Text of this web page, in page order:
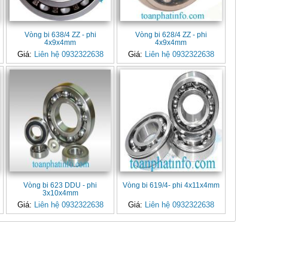
Vòng bi 638/4 ZZ - phi
4x9x4mm
Giá: Liên hệ 0932322638
Vòng bi 628/4 ZZ - phi
4x9x4mm
Giá: Liên hệ 0932322638
Vòng bi 623 DDU - phi
3x10x4mm
Giá: Liên hệ 0932322638
Vòng bi 619/4- phi 4x11x4mm
Giá: Liên hệ 0932322638